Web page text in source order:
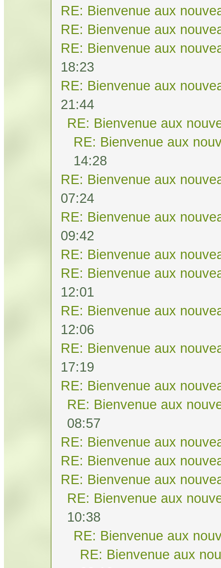
RE: Bienvenue aux
RE: Bienvenue aux
RE: Bienvenue aux
18:23
RE: Bienvenue aux
21:44
RE: Bienvenue aux
RE: Bienvenue aux
14:28
RE: Bienvenue aux
07:24
RE: Bienvenue aux
09:42
RE: Bienvenue aux
RE: Bienvenue aux
12:01
RE: Bienvenue aux
12:06
RE: Bienvenue aux
17:19
RE: Bienvenue aux
RE: Bienvenue aux
08:57
RE: Bienvenue aux
RE: Bienvenue aux
RE: Bienvenue aux
RE: Bienvenue aux
10:38
RE: Bienvenue aux
RE: Bienvenue aux